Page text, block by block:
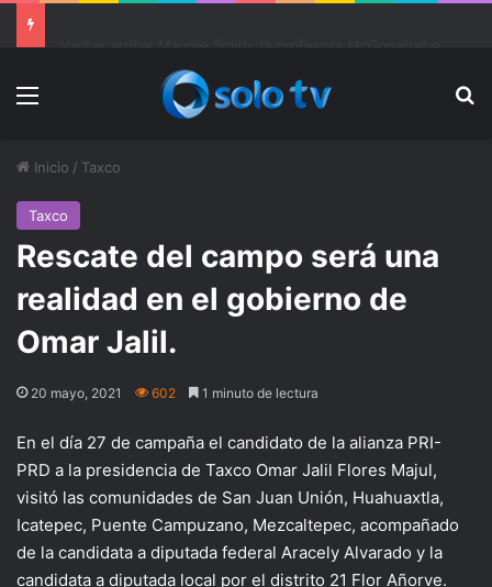
Menu
Inicio / Taxco
Taxco
Rescate del campo será una
realidad en el gobierno de
Omar Jalil.
20 mayo, 2021 602 1 minuto de lectura
En el día 27 de campaña el candidato de la alianza PRI-
PRD a la presidencia de Taxco Omar Jalil Flores Majul,
visitó las comunidades de San Juan Unión, Huahuaxtla,
Icatepec, Puente Campuzano, Mezcaltepec, acompañado
de la candidata a diputada federal Aracely Alvarado y la
candidata a diputada local por el distrito 21 Flor Añorve.